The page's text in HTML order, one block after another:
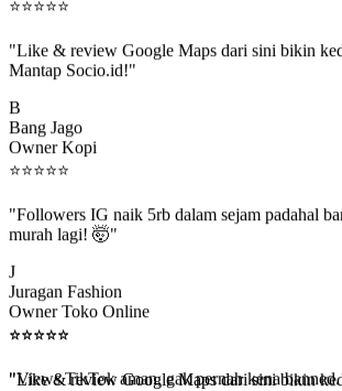
Mantap Socio.id!"
Bang Jago
Owner Kopi
⭐⭐⭐⭐ ⭐
murah lagi! 🤯"
Juragan Fashion
Owner Toko Online
⭐⭐⭐⭐ ⭐
beneran naik, algoritma suka."